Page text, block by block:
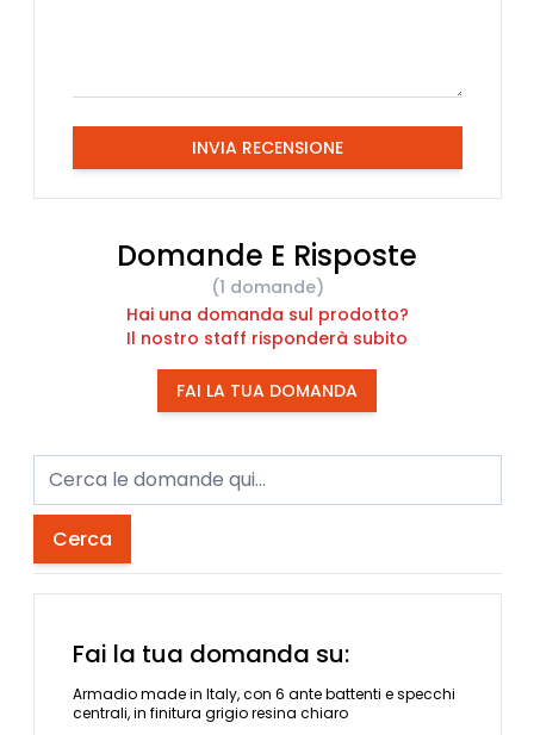
INVIA RECENSIONE
Domande E Risposte
(1 domande)
Hai una domanda sul prodotto?
Il nostro staff risponderà subito
FAI LA TUA DOMANDA
Cerca
Fai la tua domanda su:
Armadio made in Italy, con 6 ante battenti e specchi
centrali, in finitura grigio resina chiaro